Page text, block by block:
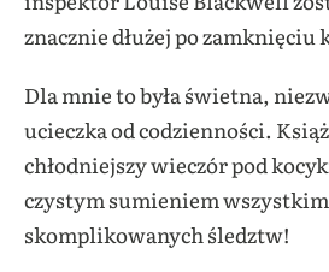
znacznie dłużej po zamknięciu
Dla mnie to była świetna,
ucieczka od codzienności.
chłodniejszy wieczór pod
czystym sumieniem
skomplikowanych śledztw!